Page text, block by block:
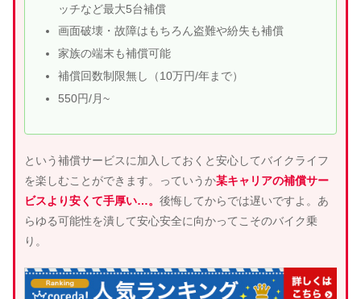
ッチなど最大5台補償
画面破壊・故障はもちろん盗難や紛失も補償
家族の端末も補償可能
補償回数制限無し（10万円/年まで）
550円/月~
という補償サービスに加入しておくと安心してバイクライフ
を楽しむことができます。っていうか某キャリアの補償サー
ビスより安くて手厚い…。後悔してからでは遅いですよ。あ
らゆる可能性を潰して安心安全に向かってこそのバイク乗
り。